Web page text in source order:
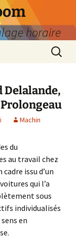
horaire
Delalande,
Machin
du
au travail chez
issu d’un
qui l’a
sous
individualisés
en